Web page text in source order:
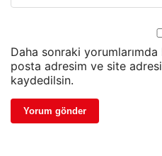
Daha sonraki yorumlarımda
posta adresim ve site
kaydedilsin.